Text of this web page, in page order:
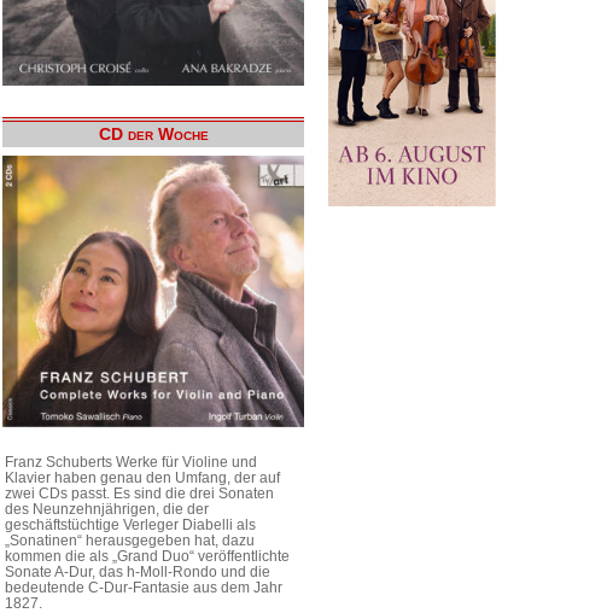
CD der Woche
Franz Schuberts Werke für Violine und
Klavier haben genau den Umfang, der auf
zwei CDs passt. Es sind die drei Sonaten
des Neunzehnjährigen, die der
geschäftstüchtige Verleger Diabelli als
„Sonatinen“ herausgegeben hat, dazu
kommen die als „Grand Duo“ veröffentlichte
Sonate A-Dur, das h-Moll-Rondo und die
bedeutende C-Dur-Fantasie aus dem Jahr
1827.